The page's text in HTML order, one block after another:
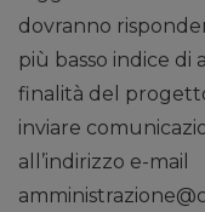
dovranno
più basso indice di
finalità del
inviare
all’indirizzo e-mail